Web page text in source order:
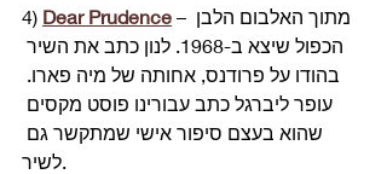
4) Dear Prudence – מתוך האלבום הלבן
הכפול שיצא ב-1968. לנון כתב את השיר
בהודו על פרודנס, אחותה של מיה פארו.
עופר ליברגל כתב עבורינו פוסט מקסים
שהוא בעצם סיפור אישי שמתקשר גם
לשיר.